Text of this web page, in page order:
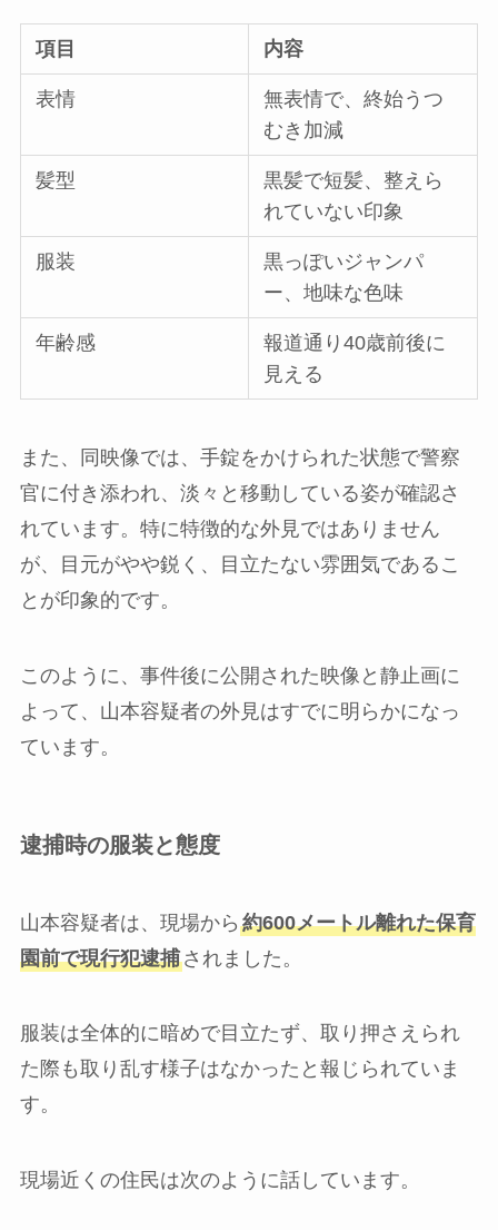
項目 内容
表情
無表情で、終始うつ
むき加減
髪型
黒髪で短髪、整えら
れていない印象
服装
黒っぽいジャンパ
ー、地味な色味
年齢感
報道通り40歳前後に
見える
また、同映像では、手錠をかけられた状態で警察
官に付き添われ、淡々と移動している姿が確認さ
れています。特に特徴的な外見ではありません
が、目元がやや鋭く、目立たない雰囲気であるこ
とが印象的です。
このように、事件後に公開された映像と静止画に
よって、山本容疑者の外見はすでに明らかになっ
ています。
逮捕時の服装と態度
山本容疑者は、現場から 約600メートル離れた保育
園前で現行犯逮捕されました。
服装は全体的に暗めで目立たず、取り押さえられ
た際も取り乱す様子はなかったと報じられていま
す。
現場近くの住民は次のように話しています。